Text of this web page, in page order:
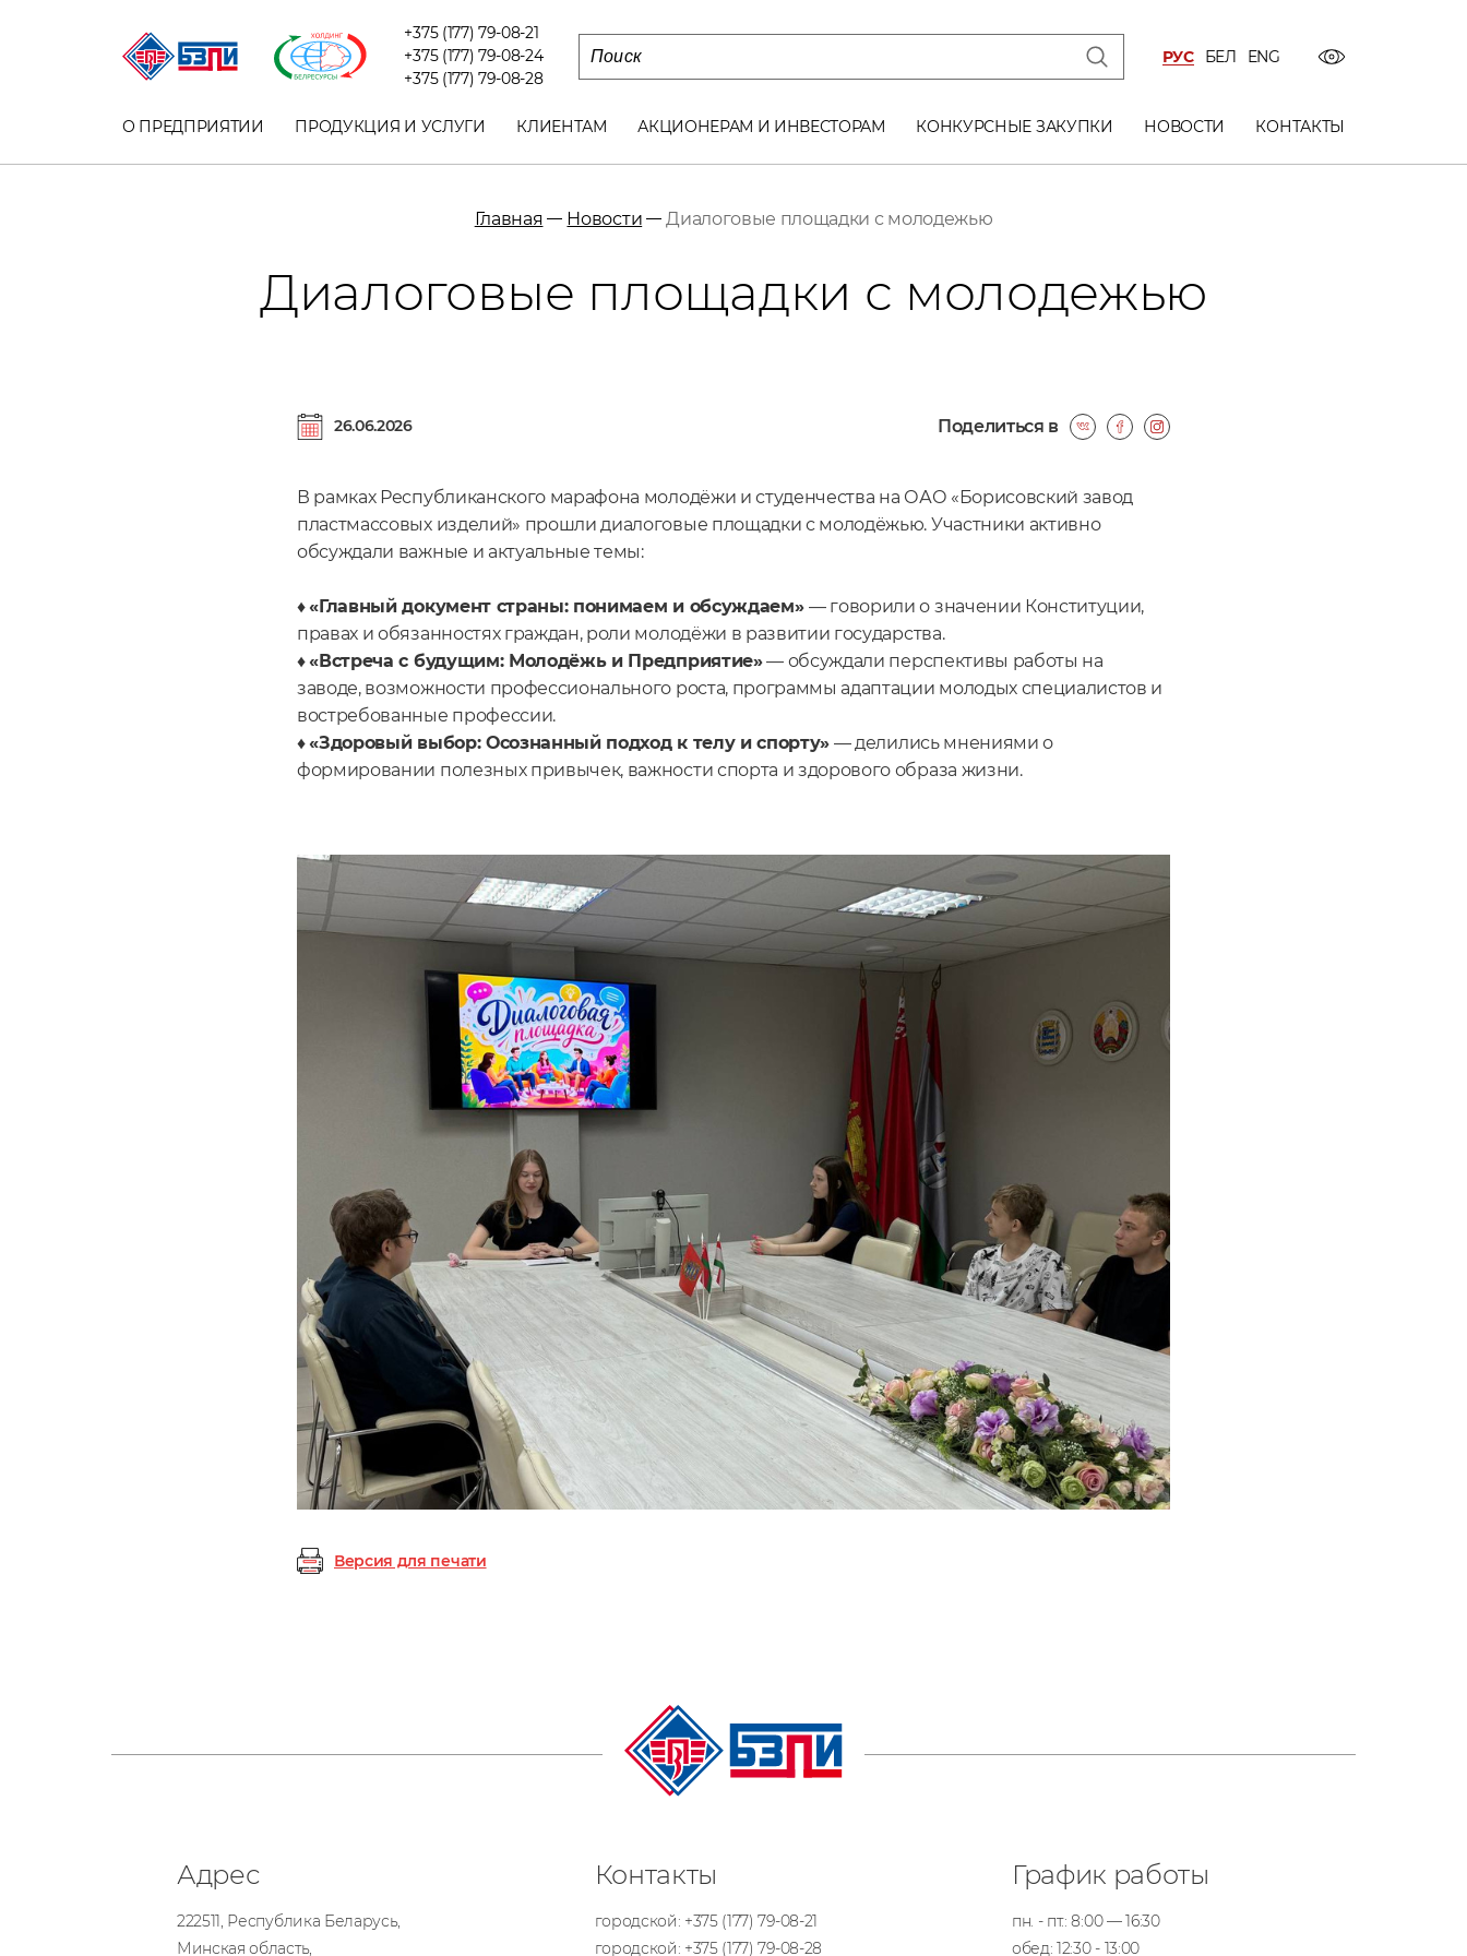
+375 (177) 79-08-21
+375 (177) 79-08-24
+375 (177) 79-08-28
РУС БЕЛ ENG
О ПРЕДПРИЯТИИ ПРОДУКЦИЯ И УСЛУГИ КЛИЕНТАМ АКЦИОНЕРАМ И ИНВЕСТОРАМ КОНКУРСНЫЕ ЗАКУПКИ НОВОСТИ КОНТАКТЫ
Главная Новости Диалоговые площадки с молодежью
Диалоговые площадки с молодежью
26.06.2026 Поделиться в
В рамках Республиканского марафона молодёжи и студенчества на ОАО «Борисовский завод
пластмассовых изделий» прошли диалоговые площадки с молодёжью. Участники активно
обсуждали важные и актуальные темы:
♦«Главный документ страны: понимаем и обсуждаем»— говорили о значении Конституции,
правах и обязанностях граждан, роли молодёжи в развитии государства.
♦«Встреча с будущим: Молодёжь и Предприятие»— обсуждали перспективы работы на
заводе, возможности профессионального роста, программы адаптации молодых специалистов и
востребованные профессии.
♦«Здоровый выбор: Осознанный подход к телу и спорту» — делились мнениями о
формировании полезных привычек, важности спорта и здорового образа жизни.
Версия для печати
Адрес
222511, Республика Беларусь,
Минская область,
Контакты
городской: +375 (177) 79-08-21
городской: +375 (177) 79-08-28
График работы
пн. - пт.: 8:00 — 16:30
обед: 12:30 - 13:00